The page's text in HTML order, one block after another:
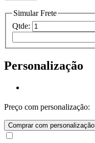
Simular Frete
Qtde:
Personalização
Preço com personalização:
Comprar com personalização